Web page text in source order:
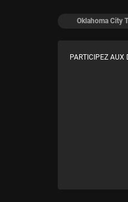
Oklahoma City
PARTICIPEZ AUX